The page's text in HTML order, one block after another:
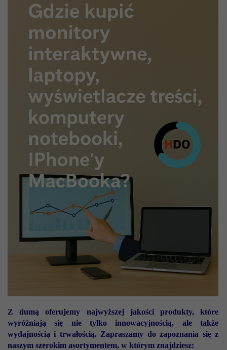
Z dumą oferujemy najwyższej jakości produkty, które
wyróżniają się nie tylko innowacyjnością, ale także
wydajnością i trwałością. Zapraszamy do zapoznania się z
naszym szerokim asortymentem, w którym znajdziesz: